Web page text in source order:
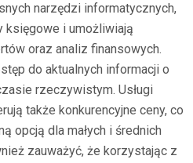
narzędzi informatycznych,
księgowe i umożliwiają
oraz analiz finansowych.
do aktualnych informacji o
rzeczywistym. Usługi
także konkurencyjne ceny, co
opcją dla małych i średnich
zauważyć, że korzystając z